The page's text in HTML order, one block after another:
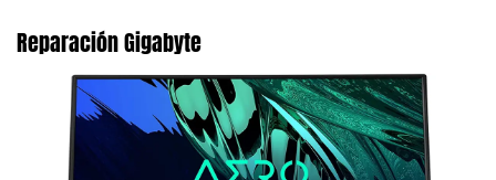
Reparación Gigabyte